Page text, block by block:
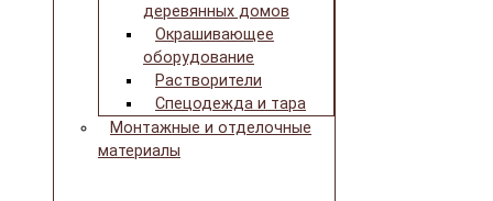
деревянных домов
Окрашивающее
оборудование
Растворители
Спецодежда и тара
Монтажные и отделочные
материалы